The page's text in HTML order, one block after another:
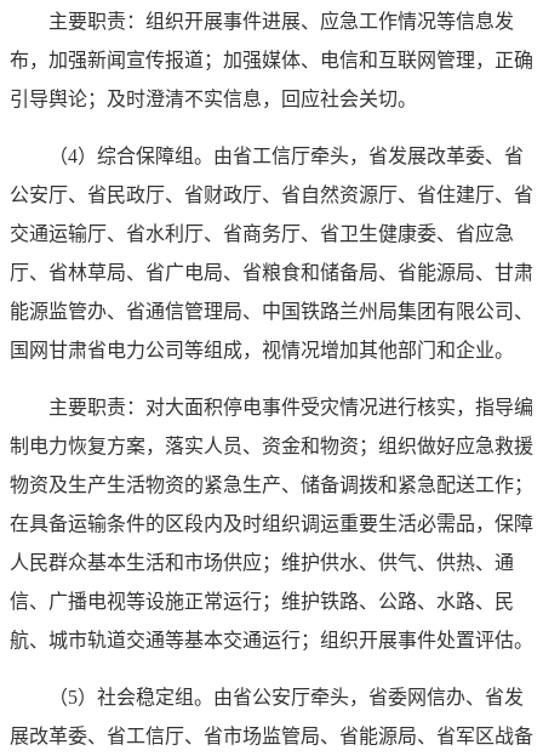
主要职责：组织开展事件进展、应急工作情况等信息发
布，加强新闻宣传报道；加强媒体、电信和互联网管理，正确
引导舆论；及时澄清不实信息，回应社会关切。
（4）综合保障组。由省工信厅牵头，省发展改革委、省
公安厅、省民政厅、省财政厅、省自然资源厅、省住建厅、省
交通运输厅、省水利厅、省商务厅、省卫生健康委、省应急
厅、省林草局、省广电局、省粮食和储备局、省能源局、甘肃
能源监管办、省通信管理局、中国铁路兰州局集团有限公司、
国网甘肃省电力公司等组成，视情况增加其他部门和企业。
主要职责：对大面积停电事件受灾情况进行核实，指导编
制电力恢复方案，落实人员、资金和物资；组织做好应急救援
物资及生产生活物资的紧急生产、储备调拨和紧急配送工作；
在具备运输条件的区段内及时组织调运重要生活必需品，保障
人民群众基本生活和市场供应；维护供水、供气、供热、通
信、广播电视等设施正常运行；维护铁路、公路、水路、民
航、城市轨道交通等基本交通运行；组织开展事件处置评估。
（5）社会稳定组。由省公安厅牵头，省委网信办、省发
展改革委、省工信厅、省市场监管局、省能源局、省军区战备